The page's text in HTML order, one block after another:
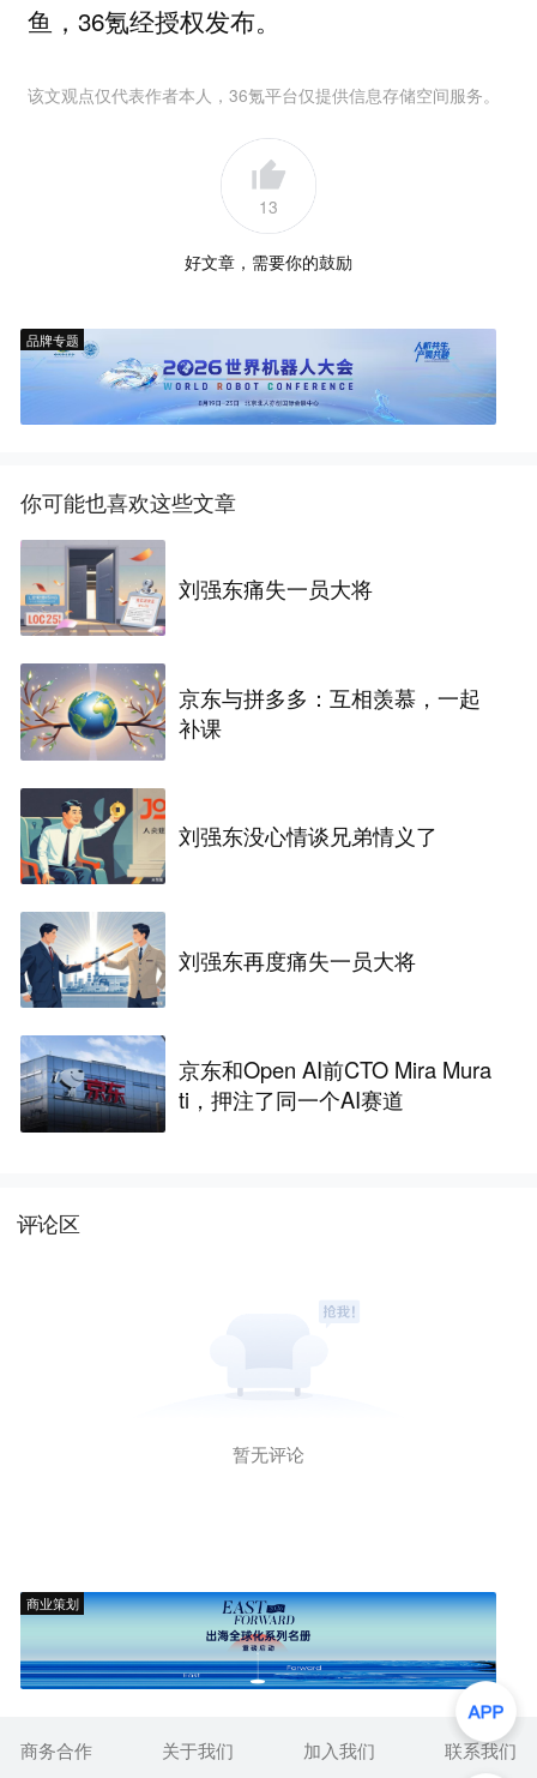
鱼，36氪经授权发布。
该文观点仅代表作者本人，36氪平台仅提供信息存储空间服务。
13
好文章，需要你的鼓励
品牌专题
你可能也喜欢这些文章
刘强东痛失一员大将
京东与拼多多：互相羡慕，一起
补课
刘强东没心情谈兄弟情义了
刘强东再度痛失一员大将
京东和Open AI前CTO Mira Mura
ti，押注了同一个AI赛道
评论区
暂无评论
商业策划
商务合作 关于我们 加入我们 联系我们